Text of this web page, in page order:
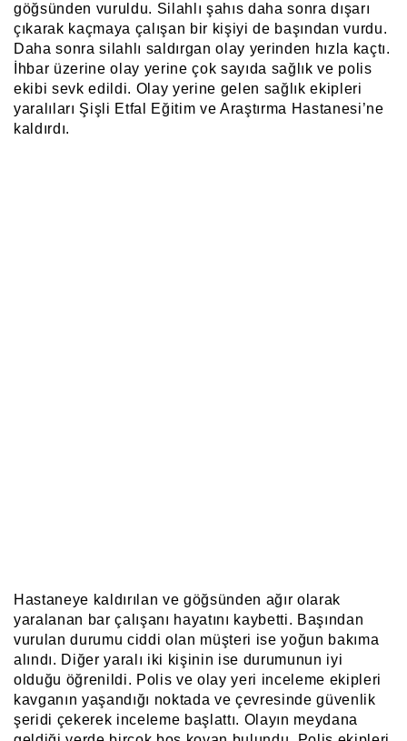
göğsünden vuruldu. Silahlı şahıs daha sonra dışarı
çıkarak kaçmaya çalışan bir kişiyi de başından vurdu.
Daha sonra silahlı saldırgan olay yerinden hızla kaçtı.
İhbar üzerine olay yerine çok sayıda sağlık ve polis
ekibi sevk edildi. Olay yerine gelen sağlık ekipleri
yaralıları Şişli Etfal Eğitim ve Araştırma Hastanesi’ne
kaldırdı.
Hastaneye kaldırılan ve göğsünden ağır olarak
yaralanan bar çalışanı hayatını kaybetti. Başından
vurulan durumu ciddi olan müşteri ise yoğun bakıma
alındı. Diğer yaralı iki kişinin ise durumunun iyi
olduğu öğrenildi. Polis ve olay yeri inceleme ekipleri
kavganın yaşandığı noktada ve çevresinde güvenlik
şeridi çekerek inceleme başlattı. Olayın meydana